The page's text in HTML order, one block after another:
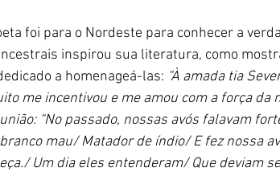
foi para o Nordeste para conhecer a
inspirou sua literatura, como
a homenageá-las: “À amada tia
me incentivou e me amou com a força da
“No passado, nossas avós falavam
mau/ Matador de índio/ E fez nossa
Um dia eles entenderam/ Que deviam